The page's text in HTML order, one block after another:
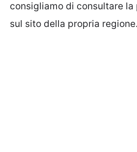
consigliamo di consultare
sul sito della propria regione.